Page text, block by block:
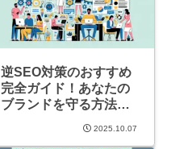
逆SEO対策のおすすめ
完全ガイド！あなたの
ブランドを守る方法と
2025.10.07